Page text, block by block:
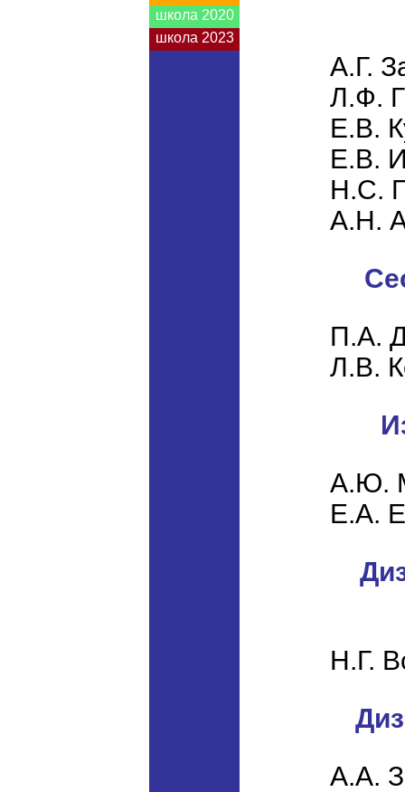
школа 2020
школа 2023
А.Г.
Л.Ф.
Е.В.
Е.В.
Н.С.
А.Н.
П.А.
Л.В.
А.Ю.
Е.А.
Н.Г.
А.А.